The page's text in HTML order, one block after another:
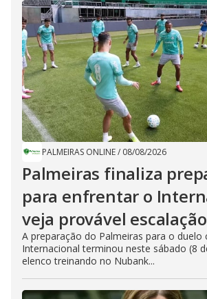
PALMEIRAS ONLINE/ 08/08/2026
Palmeiras finaliza
para enfrentar o
veja provável escalação
A preparação do Palmeiras para o duelo
Internacional terminou neste sábado (8
elenco treinando no Nubank...